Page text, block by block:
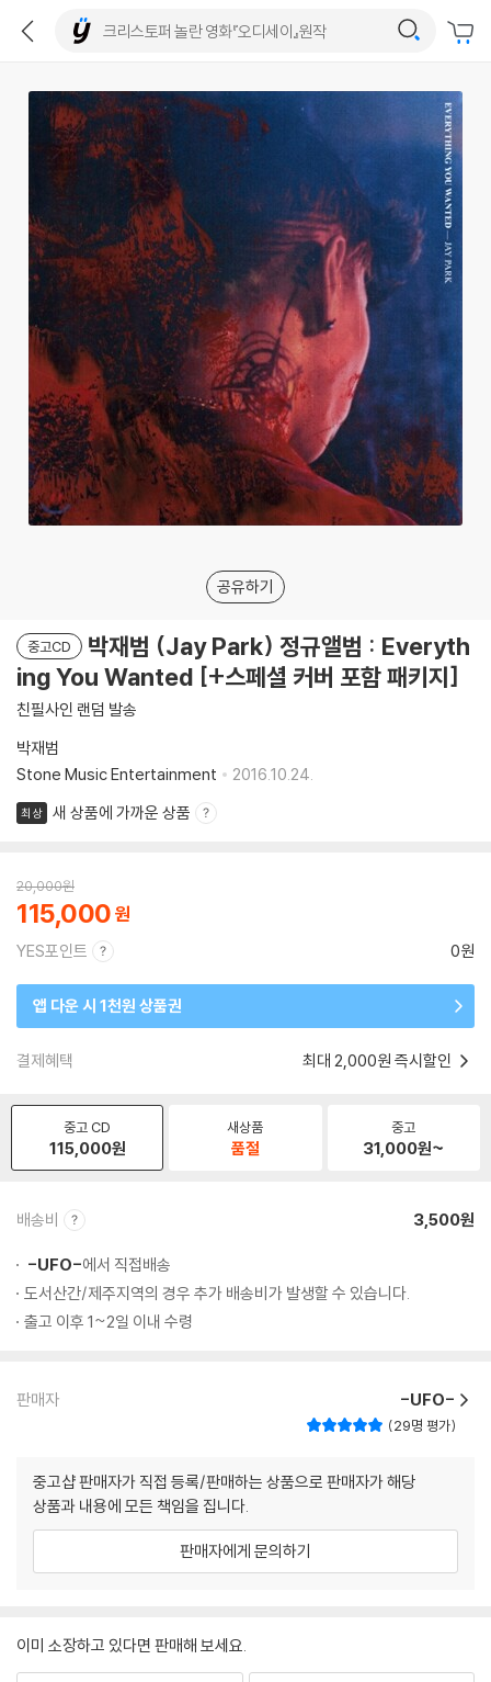
공유하기
중고CD
박재범 (Jay Park) 정규앨범 : Everyth
ing You Wanted [+스페셜 커버 포함 패키지]
친필사인 랜덤 발송
박재범
Stone Music Entertainment
2016.10.24.
최상 새 상품에 가까운 상품
20,000원
115,000
YES포인트 0원
앱 다운 시 1천원 상품권
결제혜택 최대 2,000원 즉시할인
중고 CD
115,000원
새상품
품절
중고
31,000원~
배송비 3,500원
-UFO-에서 직접배송
도서산간/제주지역의 경우 추가 배송비가 발생할 수 있습니다.
출고 이후 1~2일 이내 수령
판매자 -UFO-
29명 평가
중고샵 판매자가 직접 등록/판매하는 상품으로 판매자가 해당
상품과 내용에 모든 책임을 집니다.
판매자에게 문의하기
이미 소장하고 있다면 판매해 보세요.